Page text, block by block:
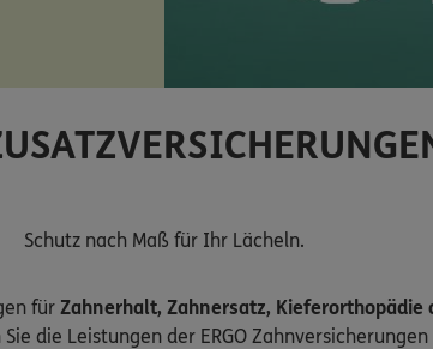
Schutz nach Maß für Ihr Lächeln.
für Zahnerhalt, Zahnersatz, Kieferorthopädie
die Leistungen der ERGO